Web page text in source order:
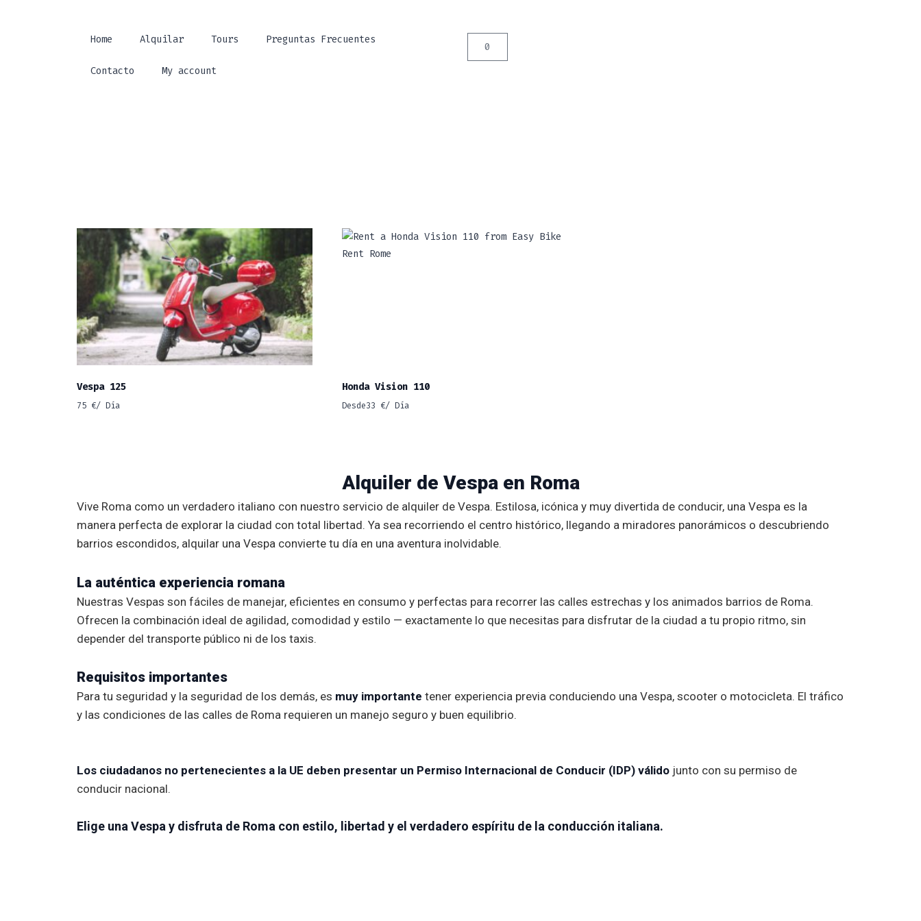
Home Alquilar Tours Preguntas Frecuentes
Contacto My account
0
Vespa 125
75 €/ Día
Honda Vision 110
Desde33 €/ Día
Alquiler de Vespa en Roma
Vive Roma como un verdadero italiano con nuestro servicio de alquiler de Vespa. Estilosa, icónica y muy divertida de conducir, una Vespa es la
manera perfecta de explorar la ciudad con total libertad. Ya sea recorriendo el centro histórico, llegando a miradores panorámicos o descubriendo
barrios escondidos, alquilar una Vespa convierte tu día en una aventura inolvidable.
La auténtica experiencia romana
Nuestras Vespas son fáciles de manejar, eficientes en consumo y perfectas para recorrer las calles estrechas y los animados barrios de Roma.
Ofrecen la combinación ideal de agilidad, comodidad y estilo — exactamente lo que necesitas para disfrutar de la ciudad a tu propio ritmo, sin
depender del transporte público ni de los taxis.
Requisitos importantes
Para tu seguridad y la seguridad de los demás, es muy importante tener experiencia previa conduciendo una Vespa, scooter o motocicleta. El tráfico
y las condiciones de las calles de Roma requieren un manejo seguro y buen equilibrio.
Los ciudadanos no pertenecientes a la UE deben presentar un Permiso Internacional de Conducir (IDP) válido junto con su permiso de
conducir nacional.
Elige una Vespa y disfruta de Roma con estilo, libertad y el verdadero espíritu de la conducción italiana.